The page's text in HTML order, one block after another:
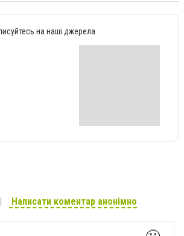
на наші джерела
Написати коментар анонімно